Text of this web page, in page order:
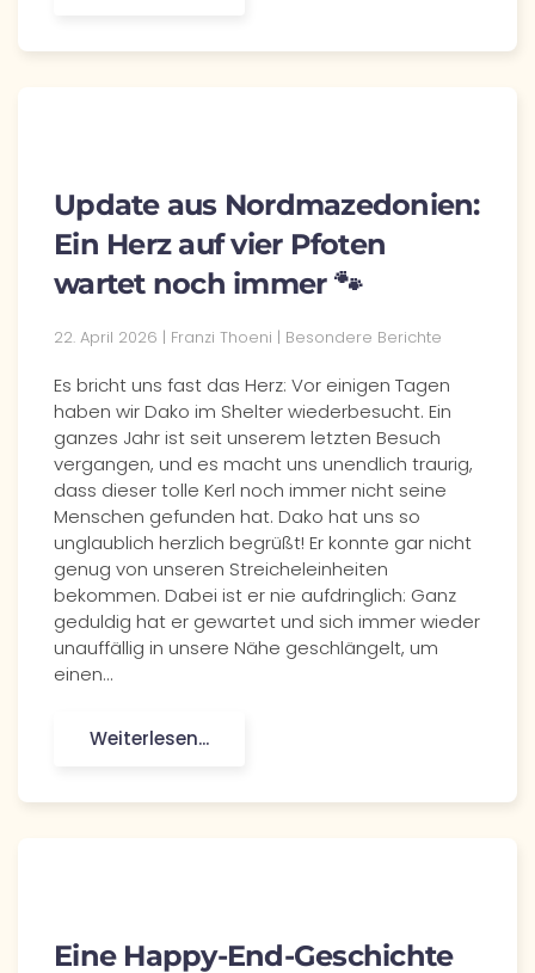
Update aus Nordmazedonien:
Ein Herz auf vier Pfoten
wartet noch immer 🐾
22. April 2026 | Franzi Thoeni | Besondere Berichte
Es bricht uns fast das Herz: Vor einigen Tagen
haben wir Dako im Shelter wiederbesucht. Ein
ganzes Jahr ist seit unserem letzten Besuch
vergangen, und es macht uns unendlich traurig,
dass dieser tolle Kerl noch immer nicht seine
Menschen gefunden hat. Dako hat uns so
unglaublich herzlich begrüßt! Er konnte gar nicht
genug von unseren Streicheleinheiten
bekommen. Dabei ist er nie aufdringlich: Ganz
geduldig hat er gewartet und sich immer wieder
unauffällig in unsere Nähe geschlängelt, um
einen…
Weiterlesen...
Eine Happy-End-Geschichte